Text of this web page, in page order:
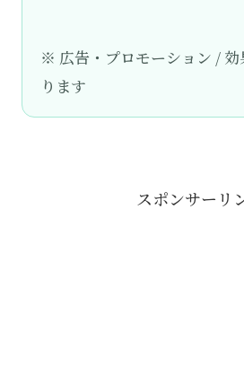
※ 広告・プロモーション /
ります
スポンサーリ